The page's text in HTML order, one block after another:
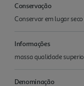
Conservação
Conservar em lugar
Informações
massa qualidade
Denominação